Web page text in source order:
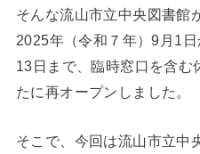
そんな流山市立中央図書館
2025年（令和７年）9月1
13日まで、臨時窓口を含む
たに再オープンしました。
そこで、今回は流山市立中